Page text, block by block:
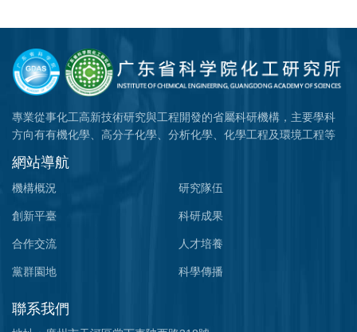
專業從事化工高新技術研究與工程開發的省屬科研機構，主要學科
方向有有機化學、高分子化學、分析化學、化學工程及環境工程等
網站導航
機構概況 研究隊伍
創新平臺 科研成果
合作交流 人才培養
黨群園地 科學傳播
聯系我們